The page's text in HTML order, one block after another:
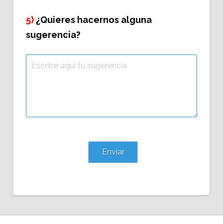
5)¿Quieres hacernos alguna
sugerencia?